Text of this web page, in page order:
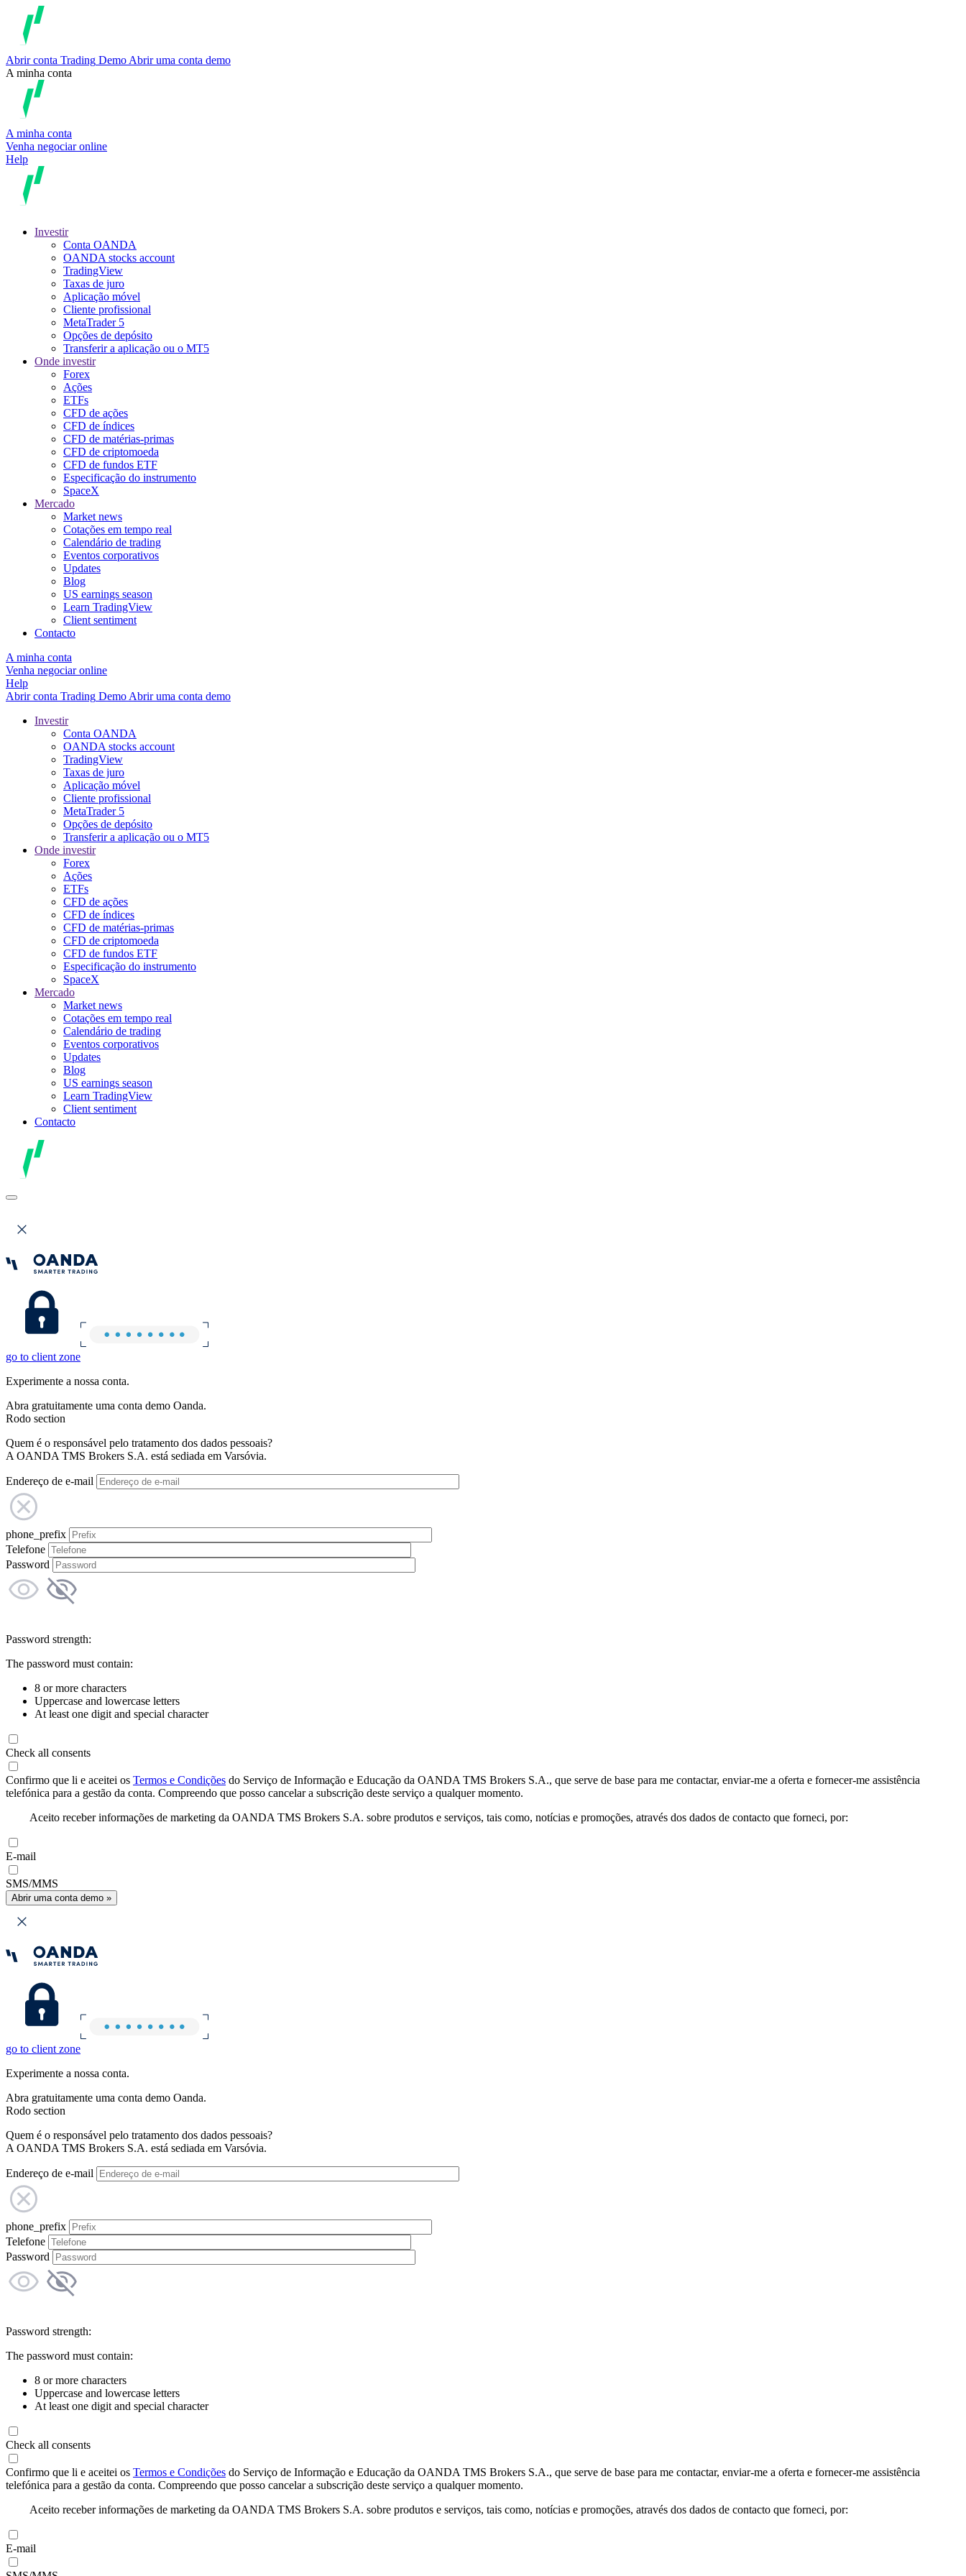
Abrir conta Trading Demo Abrir uma conta demo
A minha conta
A minha conta
Venha negociar online
Help
Investir
Conta OANDA
OANDA stocks account
TradingView
Taxas de juro
Aplicação móvel
Cliente profissional
MetaTrader 5
Opções de depósito
Transferir a aplicação ou o MT5
Onde investir
Forex
Ações
ETFs
CFD de ações
CFD de índices
CFD de matérias-primas
CFD de criptomoeda
CFD de fundos ETF
Especificação do instrumento
SpaceX
Mercado
Market news
Cotações em tempo real
Calendário de trading
Eventos corporativos
Updates
Blog
US earnings season
Learn TradingView
Client sentiment
Contacto
A minha conta
Venha negociar online
Help
Abrir conta Trading Demo Abrir uma conta demo
Investir
Conta OANDA
OANDA stocks account
TradingView
Taxas de juro
Aplicação móvel
Cliente profissional
MetaTrader 5
Opções de depósito
Transferir a aplicação ou o MT5
Onde investir
Forex
Ações
ETFs
CFD de ações
CFD de índices
CFD de matérias-primas
CFD de criptomoeda
CFD de fundos ETF
Especificação do instrumento
SpaceX
Mercado
Market news
Cotações em tempo real
Calendário de trading
Eventos corporativos
Updates
Blog
US earnings season
Learn TradingView
Client sentiment
Contacto
go to client zone
Experimente a nossa conta.
Abra gratuitamente uma conta demo Oanda.
Rodo section
Quem é o responsável pelo tratamento dos dados pessoais?
A OANDA TMS Brokers S.A. está sediada em Varsóvia.
Endereço de e-mail
phone_prefix
Telefone
Password
Password strength:
The password must contain:
8 or more characters
Uppercase and lowercase letters
At least one digit and special character
Check all consents
Confirmo que li e aceitei os Termos e Condições do Serviço de Informação e Educação da OANDA TMS Brokers S.A., que serve de base para me contactar, enviar-me a oferta e fornecer-me assistência
telefónica para a gestão da conta. Compreendo que posso cancelar a subscrição deste serviço a qualquer momento.
Aceito receber informações de marketing da OANDA TMS Brokers S.A. sobre produtos e serviços, tais como, notícias e promoções, através dos dados de contacto que forneci, por:
E-mail
SMS/MMS
Abrir uma conta demo »
go to client zone
Experimente a nossa conta.
Abra gratuitamente uma conta demo Oanda.
Rodo section
Quem é o responsável pelo tratamento dos dados pessoais?
A OANDA TMS Brokers S.A. está sediada em Varsóvia.
Endereço de e-mail
phone_prefix
Telefone
Password
Password strength:
The password must contain:
8 or more characters
Uppercase and lowercase letters
At least one digit and special character
Check all consents
Confirmo que li e aceitei os Termos e Condições do Serviço de Informação e Educação da OANDA TMS Brokers S.A., que serve de base para me contactar, enviar-me a oferta e fornecer-me assistência
telefónica para a gestão da conta. Compreendo que posso cancelar a subscrição deste serviço a qualquer momento.
Aceito receber informações de marketing da OANDA TMS Brokers S.A. sobre produtos e serviços, tais como, notícias e promoções, através dos dados de contacto que forneci, por:
E-mail